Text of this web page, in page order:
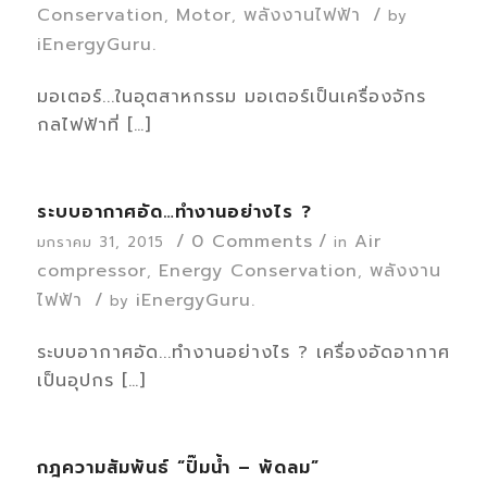
Conservation, Motor, พลังงานไฟฟ้า / by
iEnergyGuru.
มอเตอร์...ในอุตสาหกรรม มอเตอร์เป็นเครื่องจักร
กลไฟฟ้าที่ […]
ระบบอากาศอัด…ทำงานอย่างไร ?
มกราคม 31, 2015 / 0 Comments / in Air
compressor, Energy Conservation, พลังงาน
ไฟฟ้า / by iEnergyGuru.
ระบบอากาศอัด...ทำงานอย่างไร ? เครื่องอัดอากาศ
เป็นอุปกร […]
กฎความสัมพันธ์ “ปั๊มน้ำ – พัดลม”